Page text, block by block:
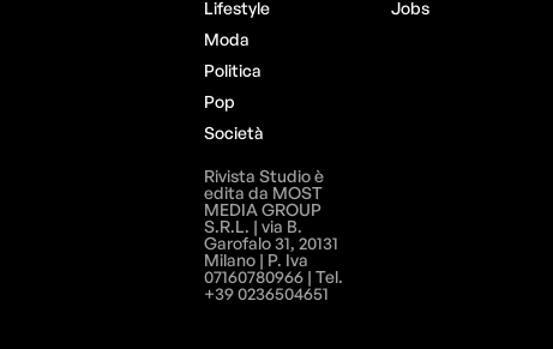
Lifestyle
Moda
Politica
Pop
Società
Jobs
Rivista Studio è
edita da MOST
MEDIA GROUP
S.R.L. | via B.
Garofalo 31, 20131
Milano | P. Iva
07160780966 | Tel.
+39 0236504651